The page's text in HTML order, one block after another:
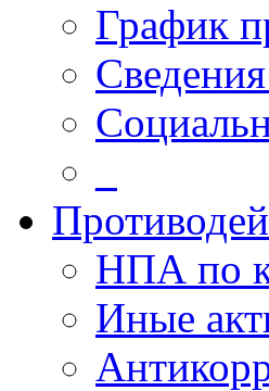
График
НПА по
Иные